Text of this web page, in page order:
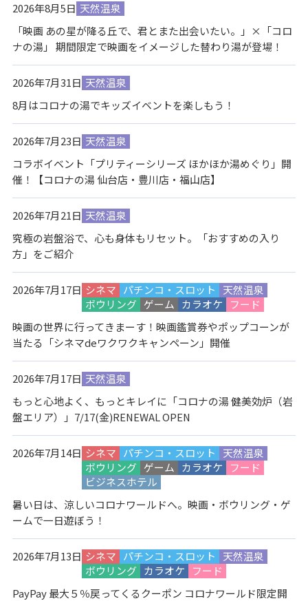
2026年8月5日 天然温泉
「映画 あの星が降る丘で、君とまた出会いたい。」×「コロ
ナの湯」 期間限定で映画をイメージした替わり湯が登場！
2026年7月31日 天然温泉
8月はコロナの湯でキッズイベントを楽しもう！
2026年7月23日 天然温泉
コラボイベント「プリティーシリーズ ほかほか湯めぐり」開
催！【コロナの湯 仙台店・豊川店・福山店】
2026年7月21日 天然温泉
究極の岩盤浴で、心も身体もリセット。「おすすめの入り
方」をご紹介
2026年7月17日 シネマ パチンコ・スロット
天然温泉
ボウリング ゲーム カラオケ
フード
映画の世界に行ってきまーす！映画鑑賞券やポップコーンが
当たる「シネマdeワクワクキャンペーン」開催
2026年7月17日 天然温泉
もっと心地よく、もっとキレイに「コロナの湯 健美効炉（岩
盤エリア）」7/17(金)RENEWAL OPEN
2026年7月14日 シネマ パチンコ・スロット
天然温泉
ボウリング ゲーム カラオケ
フード
ビジネスホテル
暑い日は、涼しいコロナワールドへ。映画・ボウリング・ゲ
ームで一日遊ぼう！
2026年7月13日 シネマ パチンコ・スロット
天然温泉
ボウリング カラオケ
フード
PayPay 最大５％戻ってくるクーポン コロナワールド限定開